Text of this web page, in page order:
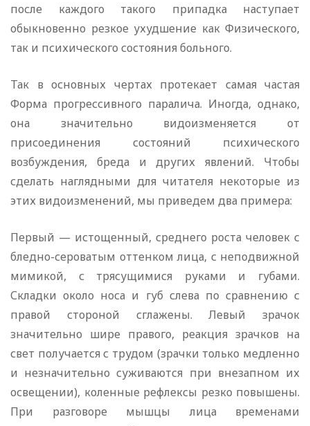
после каждого такого припадка наступает
обыкновенно резкое ухудшение как Физического,
так и психического состояния больного.
Так в основных чертах протекает самая частая
Форма прогрессивного паралича. Иногда, однако,
она значительно видоизменяется от
присоединения состояний психического
возбуждения, бреда и других явлений. Чтобы
сделать наглядными для читателя некоторые из
этих видоизменений, мы приведем два примера:
Первый — истощенный, среднего роста человек с
бледно-сероватым оттенком лица, с неподвижной
мимикой, с трясущимися руками и губами.
Складки около носа и губ слева по сравнению с
правой стороной сглажены. Левый зрачок
значительно шире правого, реакция зрачков на
свет получается с трудом (зрачки только медленно
и незначительно суживаются при внезапном их
освещении), коленные рефлексы резко повышены.
При разговоре мышцы лица временами